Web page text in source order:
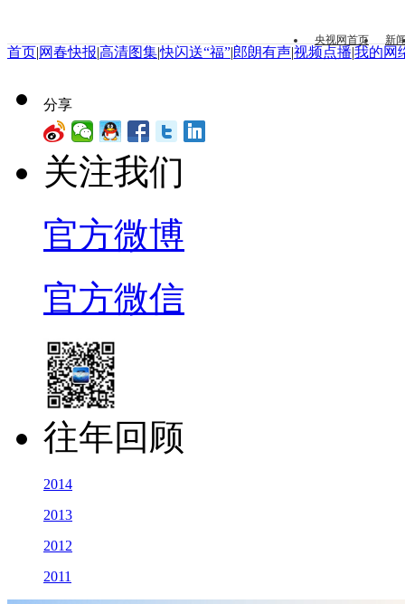
央视网首页 新
首页|网春快报|高清图集|快闪送“福”|郎朗有声|视频点播|我的网
分享
关注我们
官方微博
官方微信
往年回顾
2014
2013
2012
2011